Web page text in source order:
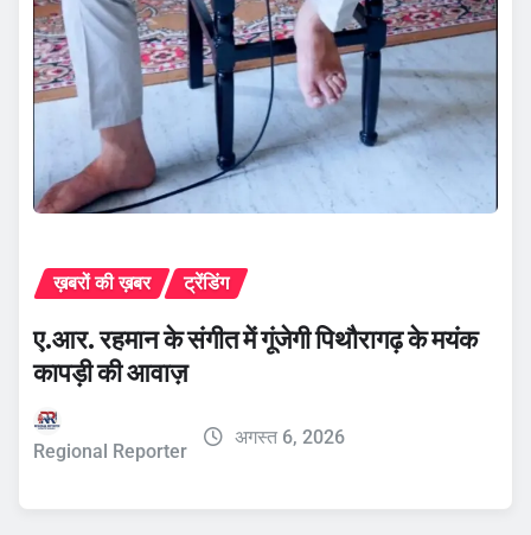
ख़बरों की ख़बर ट्रेंडिंग
ए.आर. रहमान के संगीत में गूंजेगी पिथौरागढ़ के मयंक
कापड़ी की आवाज़
Regional Reporter
अगस्त 6, 2026